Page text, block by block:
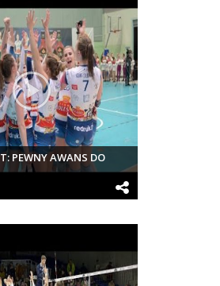
PEWNY AWANS DO